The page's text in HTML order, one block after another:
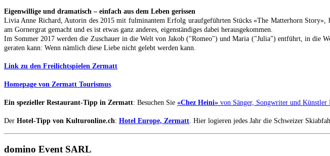
Eigenwillige und dramatisch – einfach aus dem Leben gerissen
Livia Anne Richard, Autorin des 2015 mit fulminantem Erfolg uraufgeführten Stücks «The Matterhorn Story»,
am Gornergrat gemacht und es ist etwas ganz anderes, eigenständiges dabei herausgekommen.
Im Sommer 2017 werden die Zuschauer in die Welt von Jakob ("Romeo") und Maria ("Julia") entführt, in die
geraten kann: Wenn nämlich diese Liebe nicht gelebt werden kann.
Link zu den Freilichtspielen Zermatt
Homepage von Zermatt Tourismus.
Ein spezieller Restaurant-Tipp in Zermatt: Besuchen Sie «Chez Heini» von Sänger, Songwriter und Künstler
Der Hotel-Tipp von Kulturonline.ch: Hotel Europe, Zermatt. Hier logieren jedes Jahr die Schweizer
domino Event SARL